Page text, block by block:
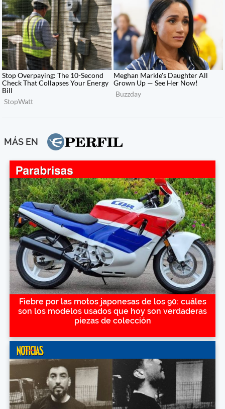
MÁS EN
Fiebre por las motos japonesas de los 90: cuáles
son los modelos usados que hoy son verdaderas
piezas de colección